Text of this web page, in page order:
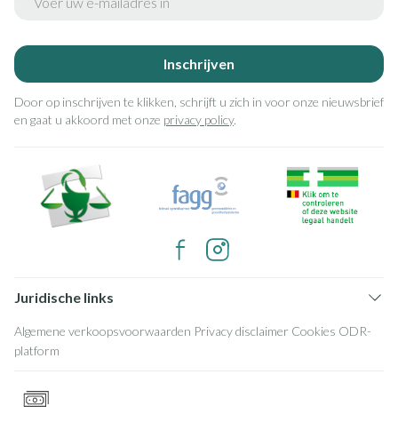
Inschrijven
Door op inschrijven te klikken, schrijft u zich in voor onze nieuwsbrief
en gaat u akkoord met onze privacy policy.
Juridische links
Algemene verkoopsvoorwaarden Privacy disclaimer Cookies ODR-
platform